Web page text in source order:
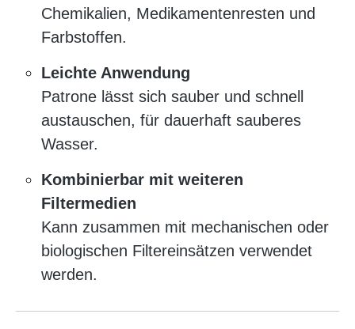
Chemikalien, Medikamentenresten und
Farbstoffen.
Leichte Anwendung
Patrone lässt sich sauber und schnell
austauschen, für dauerhaft sauberes
Wasser.
Kombinierbar mit weiteren
Filtermedien
Kann zusammen mit mechanischen oder
biologischen Filtereinsätzen verwendet
werden.